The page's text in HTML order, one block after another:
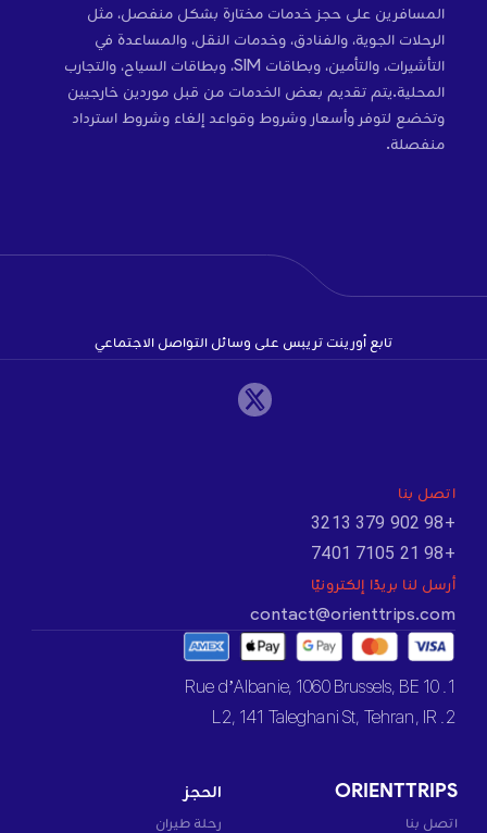
المسافرين على حجز خدمات مختارة بشكل منفصل، مثل
الرحلات الجوية، والفنادق، وخدمات النقل، والمساعدة في
التأشيرات، والتأمين، وبطاقات SIM، وبطاقات السياح، والتجارب
المحلية.يتم تقديم بعض الخدمات من قبل موردين خارجيين
وتخضع لتوفر وأسعار وشروط وقواعد إلغاء وشروط استرداد
منفصلة.
تابع أورينت تريبس على وسائل التواصل الاجتماعي
اتصل بنا
+98 902 379 3213
+98 21 7105 7401
أرسل لنا بريدًا إلكترونيًا
contact@orienttrips.com
1. 10 Rue d’Albanie, 1060 Brussels, BE
2. L2, 141 Taleghani St, Tehran, IR
ORIENTTRIPS
اتصل بنا
الحجز
رحلة طيران